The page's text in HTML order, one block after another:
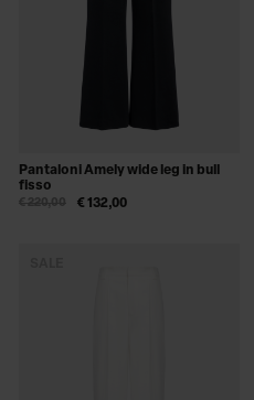
Pantaloni Amely wide leg in bull
fisso
€ 132,00
€ 220,00